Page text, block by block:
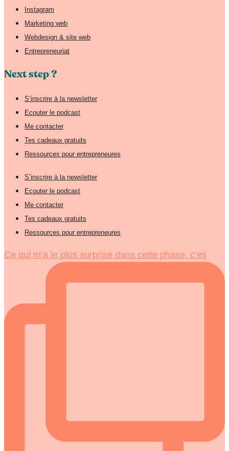
Instagram
Marketing web
Webdesign & site web
Entrepreneuriat
Next step ?
S’inscrire à la newsletter
Ecouter le podcast
Me contacter
Tes cadeaux gratuits
Ressources pour entrepreneures
S’inscrire à la newsletter
Ecouter le podcast
Me contacter
Tes cadeaux gratuits
Ressources pour entrepreneures
Ce qui m’a le plus surprise dans cette phase, c’es